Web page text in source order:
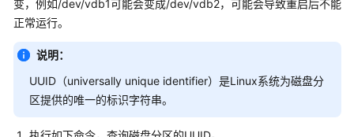
（parted）
变，例如/dev/vdb1可能会变成/dev/vdb2，可能会导致重启后不能
正常运行。
说明：
UUID（universally unique identifier）是Linux系统为磁盘分
区提供的唯一的标识字符串。